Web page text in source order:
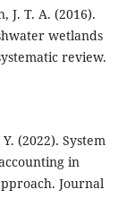
J. T. A. (2016).
wetlands
review.
(2022). System
in
Journal